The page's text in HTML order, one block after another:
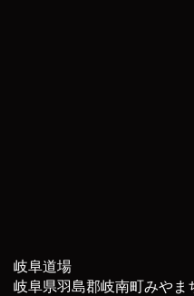
岐阜道場
岐阜県羽島郡岐南町みやま